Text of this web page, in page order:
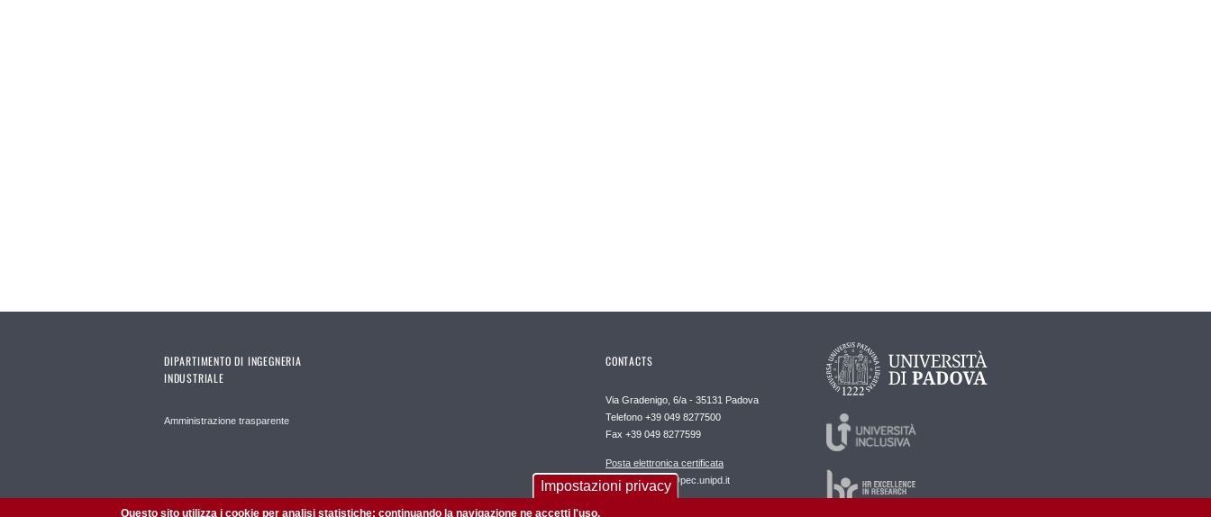
DIPARTIMENTO DI INGEGNERIA
INDUSTRIALE
Amministrazione trasparente
CONTACTS
Via Gradenigo, 6/a - 35131 Padova
Telefono +39 049 8277500
Fax +39 049 8277599
Posta elettronica certificata
dipartimento.dii@pec.unipd.it
Impostazioni privacy
Questo sito utilizza i cookie per analisi statistiche: continuando la navigazione ne accetti l'uso.